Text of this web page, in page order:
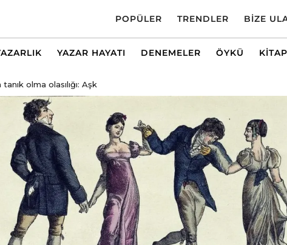
POPÜLER TRENDLER BIZE
YAZAR HAYATI DENEMELER ÖYKÜ KITAP
olma olasılığı: Aşk